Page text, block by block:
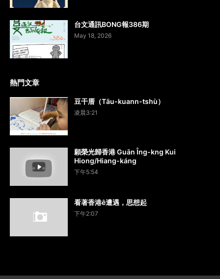
台文通訊BONG報386期
May 18, 2026
熱門文章
豆干厝（Tāu-kuann-tshù）
凌晨3:21
願榮光歸香港 Guān Îng-kng Kui
Hiong/Hiang-káng
下午5:54
看著香港ê遭遇，思想起
下午2:07